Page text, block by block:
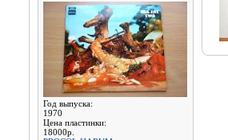
Год выпуска:
1970
Цена пластинки:
18000р.